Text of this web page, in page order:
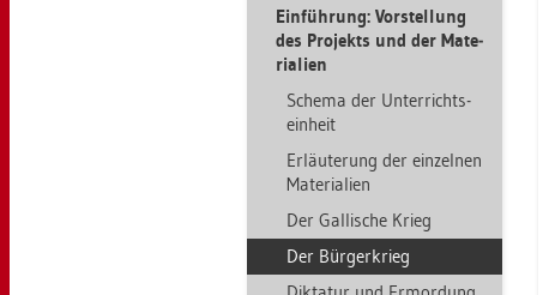
Ein­füh­rung: Vor­stel­lung
des Pro­jekts und der Ma­te­
ria­li­en
Sche­ma der Un­ter­richts­
ein­heit
Er­läu­te­rung der ein­zel­nen
Ma­te­ria­li­en
Der Gal­li­sche Krieg
Der Bür­ger­krieg